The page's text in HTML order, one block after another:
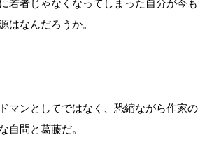
若者じゃなくなってしまった自分が今も
はなんだろうか。
マンとしてではなく、恐縮ながら作家の
自問と葛藤だ。